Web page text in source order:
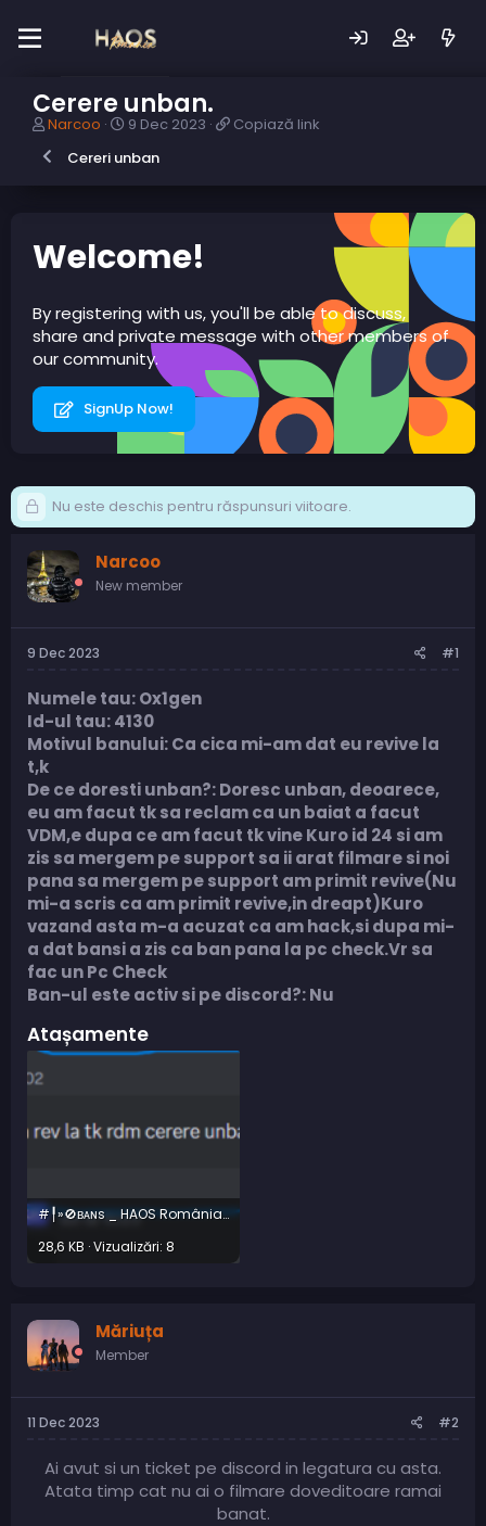
Cerere unban.
A
t
u
b
c
t
Narcoo
D
t
a
9 Dec 2023
C
k
Copiază link
Cereri unban
Welcome!
By registering with us, you'll be able to discuss,
share and private message with other members of
our community.
SignUp Now!
Nu este deschis pentru răspunsuri viitoare.
Narcoo
New member
9 Dec 2023 #1
Numele tau: Ox1gen
Id-ul tau: 4130
Motivul banului: Ca cica mi-am dat eu revive la
t,k
De ce doresti unban?: Doresc unban, deoarece,
eu am facut tk sa reclam ca un baiat a facut
VDM,e dupa ce am facut tk vine Kuro id 24 si am
zis sa mergem pe support sa ii arat filmare si noi
pana sa mergem pe support am primit revive(Nu
mi-a scris ca am primit revive,in dreapt)Kuro
vazand asta m-a acuzat ca am hack,si dupa mi-
a dat bansi a zis ca ban pana la pc check.Vr sa
fac un Pc Check
Ban-ul este activ si pe discord?: Nu
Atașamente
#╿»🚫ʙᴀɴꜱ _ HAOS România💎 - Discord 12_9_2023 5_44_21 PM.png
28,6 KB · Vizualizări: 8
Măriuța
Member
11 Dec 2023 #2
Ai avut si un ticket pe discord in legatura cu asta.
Atata timp cat nu ai o filmare doveditoare ramai
banat.